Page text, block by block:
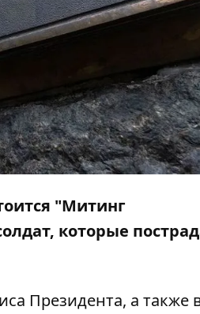
"Митинг
которые
Президента, а также